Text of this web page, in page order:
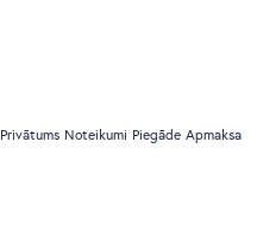
Privātums Noteikumi Piegāde Apmaksa